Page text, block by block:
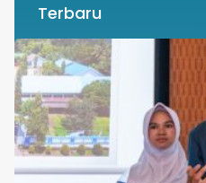
Terbaru